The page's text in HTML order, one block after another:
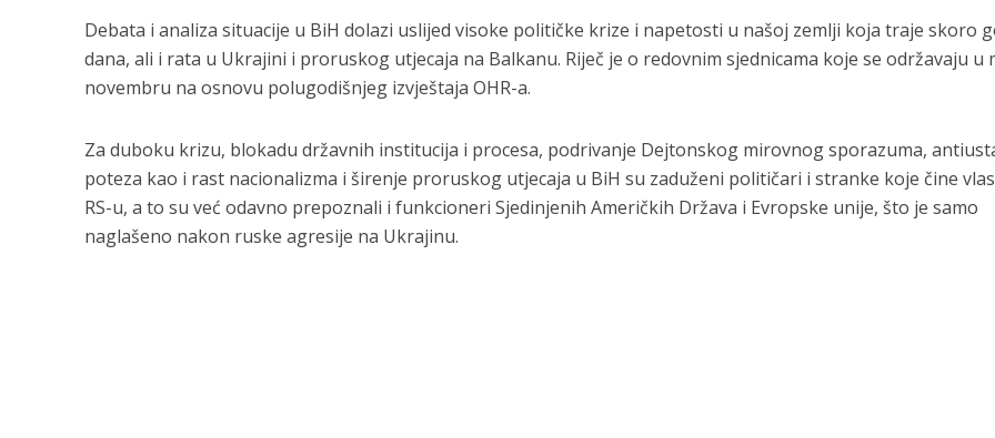
Debata i analiza situacije u BiH dolazi uslijed visoke političke krize i napetosti u našoj zemlji koja traje skoro
dana, ali i rata u Ukrajini i proruskog utjecaja na Balkanu. Riječ je o redovnim sjednicama koje se održavaju u
novembru na osnovu polugodišnjeg izvještaja OHR-a.
Za duboku krizu, blokadu državnih institucija i procesa, podrivanje Dejtonskog mirovnog sporazuma,
poteza kao i rast nacionalizma i širenje proruskog utjecaja u BiH su zaduženi političari i stranke koje čine
RS-u, a to su već odavno prepoznali i funkcioneri Sjedinjenih Američkih Država i Evropske unije, što je samo
naglašeno nakon ruske agresije na Ukrajinu.